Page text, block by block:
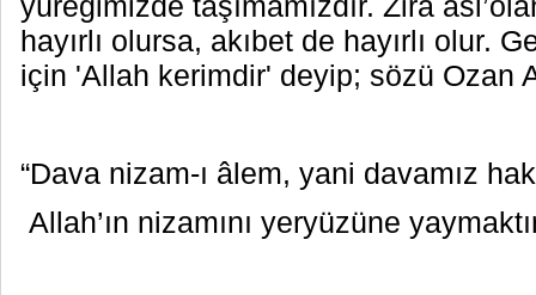
hayırlı olursa, akıbet de hayırlı olur.
için 'Allah kerimdir' deyip; sözü Ozan
“Dava nizam-ı âlem, yani davamız
Allah’ın nizamını yeryüzüne